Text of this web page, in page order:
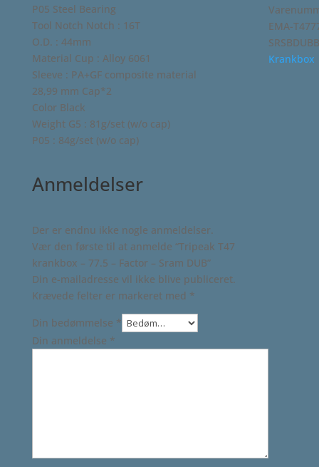
P05 Steel Bearing
Tool Notch Notch : 16T
O.D. : 44mm
Material Cup : Alloy 6061
Sleeve : PA+GF composite material
28,99 mm Cap*2
Color Black
Weight G5 : 81g/set (w/o cap)
P05 : 84g/set (w/o cap)
Anmeldelser
Der er endnu ikke nogle anmeldelser.
Vær den første til at anmelde “Tripeak T47
krankbox – 77.5 – Factor – Sram DUB”
Din e-mailadresse vil ikke blive publiceret.
Krævede felter er markeret med *
Din bedømmelse *
Din anmeldelse *
EMA-
SRSBDUBB
Krankbox